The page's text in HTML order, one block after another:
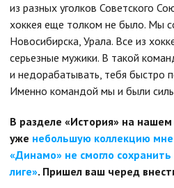
из разных уголков Советского
хоккея еще толком не было. Мы
Новосибирска, Урала. Все из
серьезные мужики. В такой
и недорабатывать, тебя быстро
Именно командой мы и были
В разделе «История» на
уже небольшую коллекцию
«Динамо» не смогло
лиге». Пришел ваш черед